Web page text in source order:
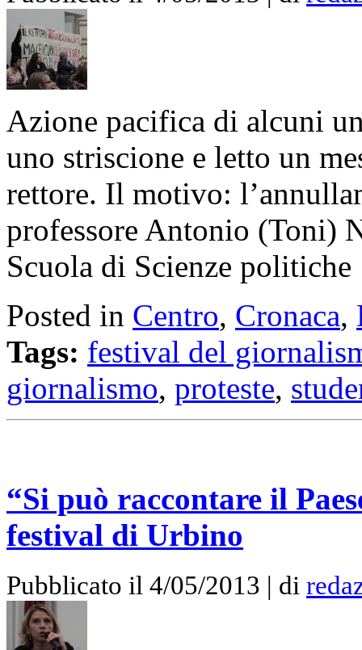
Azione pacifica di alcuni
uno striscione e letto un
rettore. Il motivo:
professore Antonio (Toni)
Scuola di Scienze politiche
Posted in Centro, Cronaca,
Tags: festival del
giornalismo, proteste,
“Si può raccontare il
festival di Urbino
Pubblicato il 4/05/2013 | di